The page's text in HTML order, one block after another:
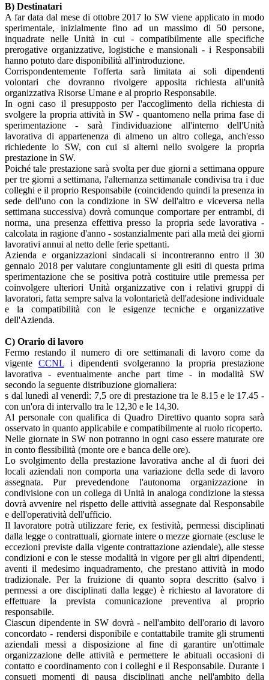
B) Destinatari
A far data dal mese di ottobre 2017 lo SW viene applicato in modo
sperimentale, inizialmente fino ad un massimo di 50 persone,
inquadrate nelle Unità in cui - compatibilmente alle specifiche
prerogative organizzative, logistiche e mansionali - i Responsabili
hanno potuto dare disponibilità all'introduzione.
Corrispondentemente l'offerta sarà limitata ai soli dipendenti
volontari che dovranno rivolgere apposita richiesta all'unità
organizzativa Risorse Umane e al proprio Responsabile.
In ogni caso il presupposto per l'accoglimento della richiesta di
svolgere la propria attività in SW - quantomeno nella prima fase di
sperimentazione - sarà l'individuazione all'interno dell'Unità
lavorativa di appartenenza di almeno un altro collega, anch'esso
richiedente lo SW, con cui si alterni nello svolgere la propria
prestazione in SW.
Poiché tale prestazione sarà svolta per due giorni a settimana oppure
per tre giorni a settimana, l'alternanza settimanale condivisa tra i due
colleghi e il proprio Responsabile (coincidendo quindi la presenza in
sede dell'uno con la condizione in SW dell'altro e viceversa nella
settimana successiva) dovrà comunque comportare per entrambi, di
norma, una presenza effettiva presso la propria sede lavorativa -
calcolata in ragione d'anno - sostanzialmente pari alla metà dei giorni
lavorativi annui al netto delle ferie spettanti.
Azienda e organizzazioni sindacali si incontreranno entro il 30
gennaio 2018 per valutare congiuntamente gli esiti di questa prima
sperimentazione che se positiva potrà costituire utile premessa per
coinvolgere ulteriori Unità organizzative con i relativi gruppi di
lavoratori, fatta sempre salva la volontarietà dell'adesione individuale
e la compatibilità con le esigenze tecniche e organizzative
dell'Azienda.
C) Orario di lavoro
Fermo restando il numero di ore settimanali di lavoro come da
vigente CCNLi dipendenti svolgeranno la propria prestazione
lavorativa - eventualmente anche part time - in modalità SW
secondo la seguente distribuzione giornaliera:
s dal lunedì al venerdì: 7,5 ore di prestazione tra le 8.15 e le 17.45 -
con un'ora di intervallo tra le 12,30 e le 14,30.
Al personale con qualifica di Quadro Direttivo quanto sopra sarà
osservato in quanto applicabile e compatibilmente al ruolo ricoperto.
Nelle giornate in SW non potranno in ogni caso essere maturate ore
in conto flessibilità (monte ore e banca delle ore).
Lo svolgimento della prestazione lavorativa anche al di fuori dei
locali aziendali non comporta una variazione della sede di lavoro
assegnata. Pur prevedendone l'autonoma organizzazione in
condivisione con un collega di Unità in analoga condizione la stessa
dovrà avvenire nel rispetto delle attività assegnate dal Responsabile
e dell'operatività dell'ufficio.
Il lavoratore potrà utilizzare ferie, ex festività, permessi disciplinati
dalla legge o contrattuali, giornate intere o mezze giornate (escluse le
eccezioni previste dalla vigente contrattazione aziendale), alle stesse
condizioni e con le stesse modalità in vigore per gli altri dipendenti,
aventi il medesimo inquadramento, che prestano attività in modo
tradizionale. Per la fruizione di quanto sopra descritto (salvo i
permessi a ore disciplinati dalla legge) è richiesto al lavoratore di
effettuare la prevista comunicazione preventiva al proprio
responsabile.
Ciascun dipendente in SW dovrà - nell'ambito dell'orario di lavoro
concordato - rendersi disponibile e contattabile tramite gli strumenti
aziendali messi a disposizione al fine di garantire un'ottimale
organizzazione delle attività e permettere le abituali occasioni di
contatto e coordinamento con i colleghi e il Responsabile. Durante i
consueti momenti di pausa disciplinati anche nell'ambito della